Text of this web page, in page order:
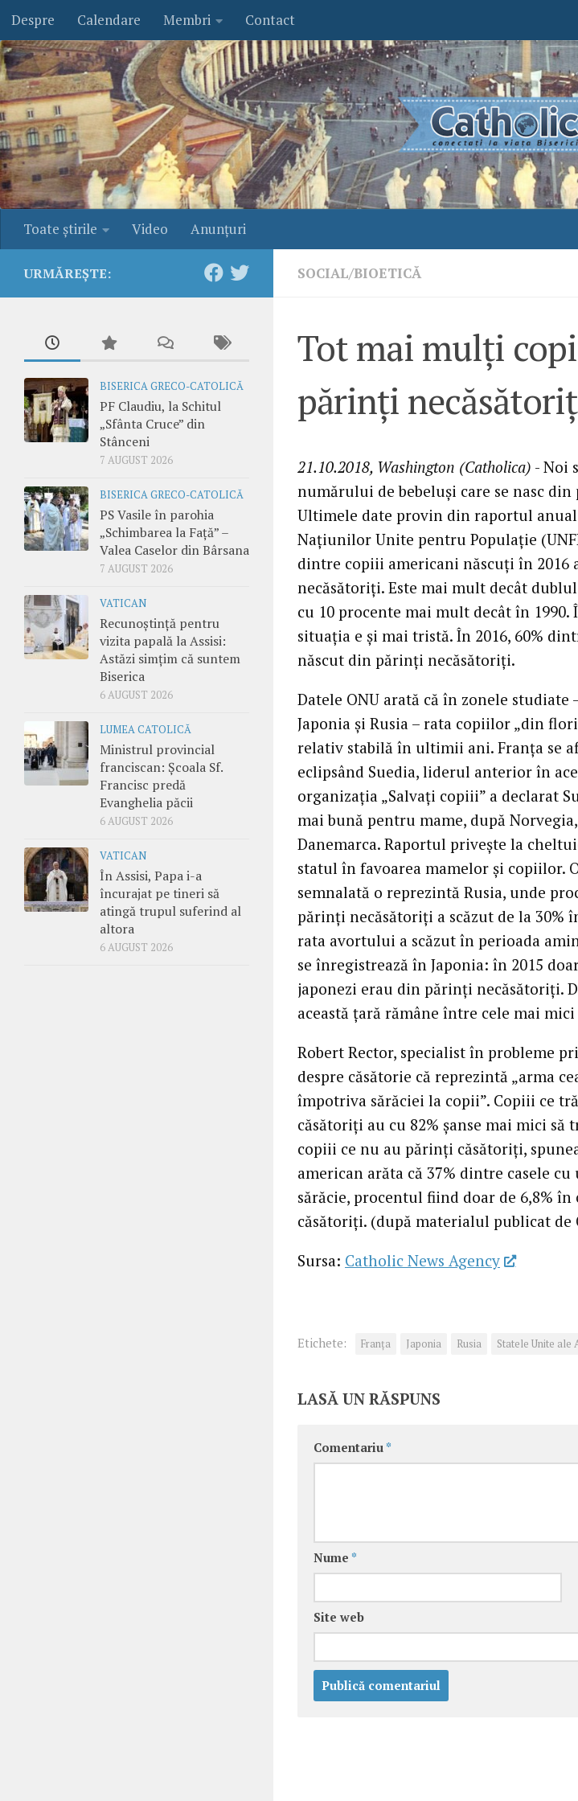
Skip to content
Despre Calendare Membri Contact
Toate ştirile Video Anunţuri
SOCIAL/BIOETICĂ
Tot mai mulți
părinți
21.10.2018, Washington (Catholica) - Noi
numărului de bebeluși care se nasc
Ultimele date provin din raportul
Națiunilor Unite pentru Populație
dintre copiii americani născuți în 2016
necăsătoriți. Este mai mult decât
cu 10 procente mai mult decât în
situația e și mai tristă. În 2016, 60%
născut din părinți necăsătoriți.
Datele ONU arată că în zonele studiate
Japonia și Rusia – rata copiilor „din
relativ stabilă în ultimii ani. Franța se
eclipsând Suedia, liderul anterior în
organizația „Salvați copiii” a declarat
mai bună pentru mame, după
Danemarca. Raportul privește la
statul în favoarea mamelor și copiilor.
semnalată o reprezintă Rusia, unde
părinți necăsătoriți a scăzut de la 30%
rata avortului a scăzut în perioada
se înregistrează în Japonia: în 2015
japonezi erau din părinți necăsătoriți.
această țară rămâne între cele mai
Robert Rector, specialist în probleme
despre căsătorie că reprezintă „arma
împotriva sărăciei la copii”. Copiii ce
căsătoriți au cu 82% șanse mai mici să
copiii ce nu au părinți căsătoriți,
american arăta că 37% dintre casele
sărăcie, procentul fiind doar de 6,8%
căsătoriți. (după materialul publicat de
Sursa: Catholic News Agency
Etichete: Franţa Japonia Rusia Statele Unite ale
LASĂ UN RĂSPUNS
Comentariu *
Nume *
Site web
URMĂREȘTE:
BISERICA GRECO-CATOLICĂ
PF Claudiu, la Schitul
„Sfânta Cruce” din
Stânceni
7 AUGUST 2026
BISERICA GRECO-CATOLICĂ
PS Vasile în parohia
„Schimbarea la Față” –
Valea Caselor din Bârsana
7 AUGUST 2026
VATICAN
Recunoștință pentru
vizita papală la Assisi:
Astăzi simțim că suntem
Biserica
6 AUGUST 2026
LUMEA CATOLICĂ
Ministrul provincial
franciscan: Școala Sf.
Francisc predă
Evanghelia păcii
6 AUGUST 2026
VATICAN
În Assisi, Papa i-a
încurajat pe tineri să
atingă trupul suferind al
altora
6 AUGUST 2026